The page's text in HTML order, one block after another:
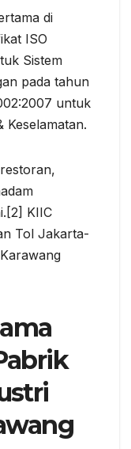
di
ISO
Sistem
pada tahun
untuk
Keselamatan.
KIIC
Tol Jakarta-